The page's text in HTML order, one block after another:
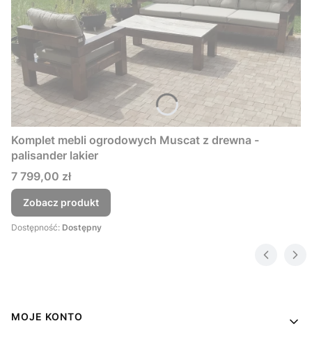
Komplet mebli ogrodowych Muscat z drewna -
palisander lakier
Cena
7 799,00 zł
Zobacz produkt
Dostępność: Dostępny
Linki w stopce
MOJE KONTO